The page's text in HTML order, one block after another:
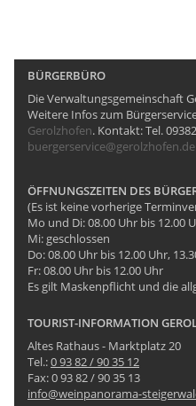
BÜRGERBÜRO
Die Verwaltungsgemeinschaft
Weitere Infos zum
Gerolzhofen. Kontakt: Tel.
buergerservice@gerolzhofen.de
ÖFFNUNGSZEITEN DES
(Es ist keine vorherige
Mo und Di: 08.00 Uhr bis 12.00
Mi: geschlossen
Do: 08.00 Uhr bis 12.00 Uhr,
Fr: 08.00 Uhr bis 12.00 Uhr
Es gilt Maskenpflicht und die
TOURIST-INFORMATION
Altes Rathaus - Marktplatz 20
Tel.:0 93 82 / 90 35 12
Fax: 0 93 82 / 90 35 13
info@weinpanorama-